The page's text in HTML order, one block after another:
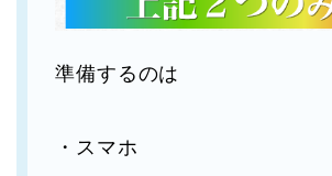
準備するのは
・スマホ